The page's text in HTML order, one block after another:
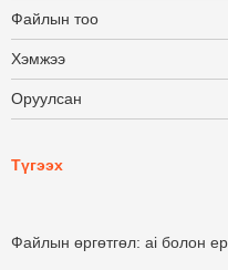
Файлын тоо
Хэмжээ
Оруулсан
Түгээх
Файлын өргөтгөл: ai болон